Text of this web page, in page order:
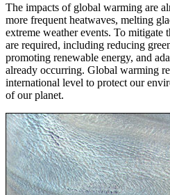
The impacts of global warming are
more frequent heatwaves, melting
extreme weather events. To mitigate
are required, including reducing
promoting renewable energy, and
already occurring. Global warming
international level to protect our
ofour planet.